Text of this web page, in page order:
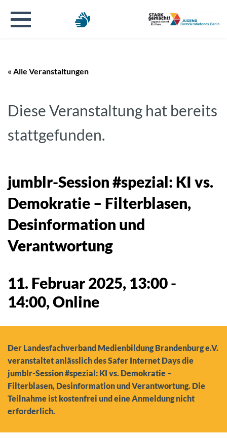
« Alle Veranstaltungen
Diese Veranstaltung hat bereits
stattgefunden.
jumblr-Session #spezial: KI vs.
Demokratie – Filterblasen,
Desinformation und
Verantwortung
11. Februar 2025, 13:00-
14:00, Online
Der Landesfachverband Medienbildung Brandenburg e.V.
veranstaltet anlässlich des Safer Internet Days die
jumblr-Session #spezial: KI vs. Demokratie –
Filterblasen, Desinformation und Verantwortung. Die
Teilnahme ist kostenfrei und eine Anmeldung nicht
erforderlich.